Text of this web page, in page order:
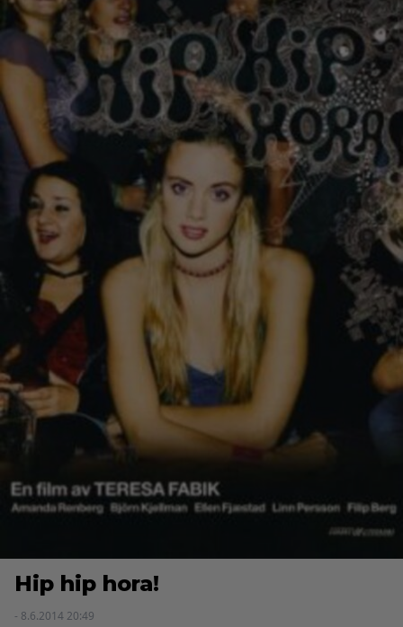
Hip hip hora!
- 8.6.2014 20:49